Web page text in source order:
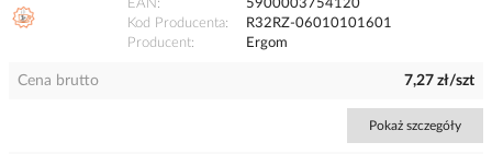
EAN
5900003754120
Kod Producenta
R32RZ-06010101601
Producent
Ergom
Cena brutto 7,27 zł/szt
Pokaż szczegóły